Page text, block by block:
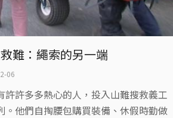
難：繩索的另一端
06
許許多多熱心的人，投入山難搜救義工
。他們自掏腰包購買裝備、休假時勤做